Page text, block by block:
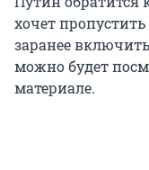
хочет
заранее
можно будет
материале.